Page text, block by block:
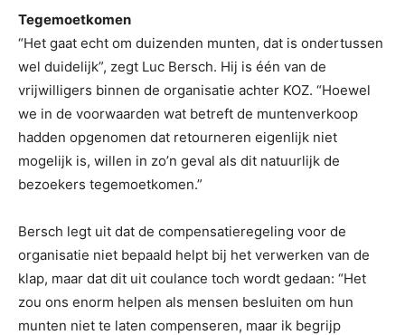
Tegemoetkomen
“Het gaat echt om duizenden munten, dat is ondertussen
wel duidelijk”, zegt Luc Bersch. Hij is één van de
vrijwilligers binnen de organisatie achter KOZ. “Hoewel
we in de voorwaarden wat betreft de muntenverkoop
hadden opgenomen dat retourneren eigenlijk niet
mogelijk is, willen in zo’n geval als dit natuurlijk de
bezoekers tegemoetkomen.”
Bersch legt uit dat de compensatieregeling voor de
organisatie niet bepaald helpt bij het verwerken van de
klap, maar dat dit uit coulance toch wordt gedaan: “Het
zou ons enorm helpen als mensen besluiten om hun
munten niet te laten compenseren, maar ik begrijp